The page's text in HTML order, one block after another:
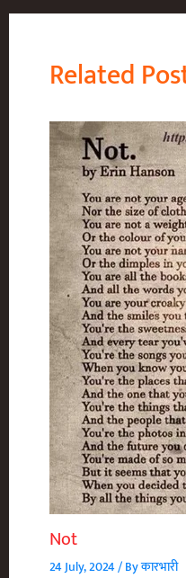
Related
Not
24 July, 2024/ Byकारभारी